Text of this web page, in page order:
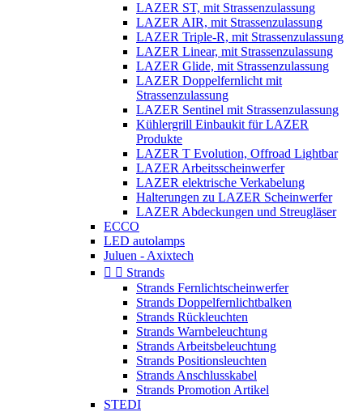
LAZER ST, mit Strassenzulassung
LAZER AIR, mit Strassenzulassung
LAZER Triple-R, mit Strassenzulassung
LAZER Linear, mit Strassenzulassung
LAZER Glide, mit Strassenzulassung
LAZER Doppelfernlicht mit
Strassenzulassung
LAZER Sentinel mit Strassenzulassung
Kühlergrill Einbaukit für LAZER
Produkte
LAZER T Evolution, Offroad Lightbar
LAZER Arbeitsscheinwerfer
LAZER elektrische Verkabelung
Halterungen zu LAZER Scheinwerfer
LAZER Abdeckungen und Streugläser
ECCO
LED autolamps
Juluen - Axixtech
  Strands
Strands Fernlichtscheinwerfer
Strands Doppelfernlichtbalken
Strands Rückleuchten
Strands Warnbeleuchtung
Strands Arbeitsbeleuchtung
Strands Positionsleuchten
Strands Anschlusskabel
Strands Promotion Artikel
STEDI